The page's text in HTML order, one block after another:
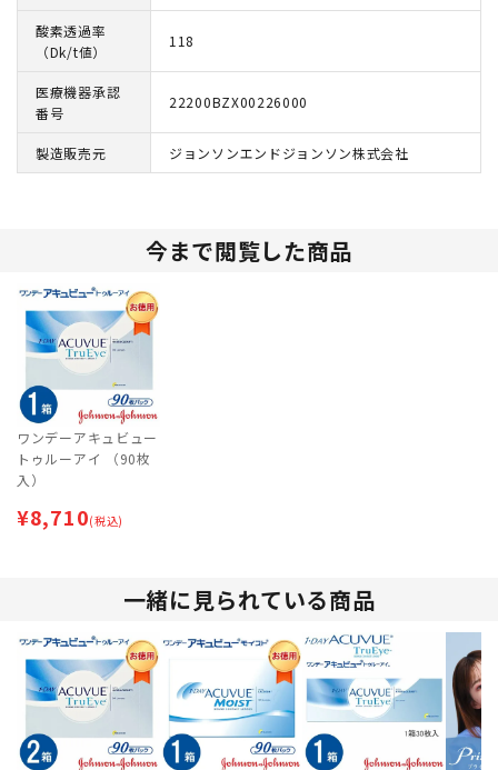
酸素透過率
（Dk/t値）
118
医療機器承認
番号
22200BZX00226000
製造販売元 ジョンソンエンドジョンソン株式会社
今まで閲覧した商品
ワンデーアキュビュー
トゥルーアイ （90枚
入）
¥8,710(税込)
一緒に見られている商品